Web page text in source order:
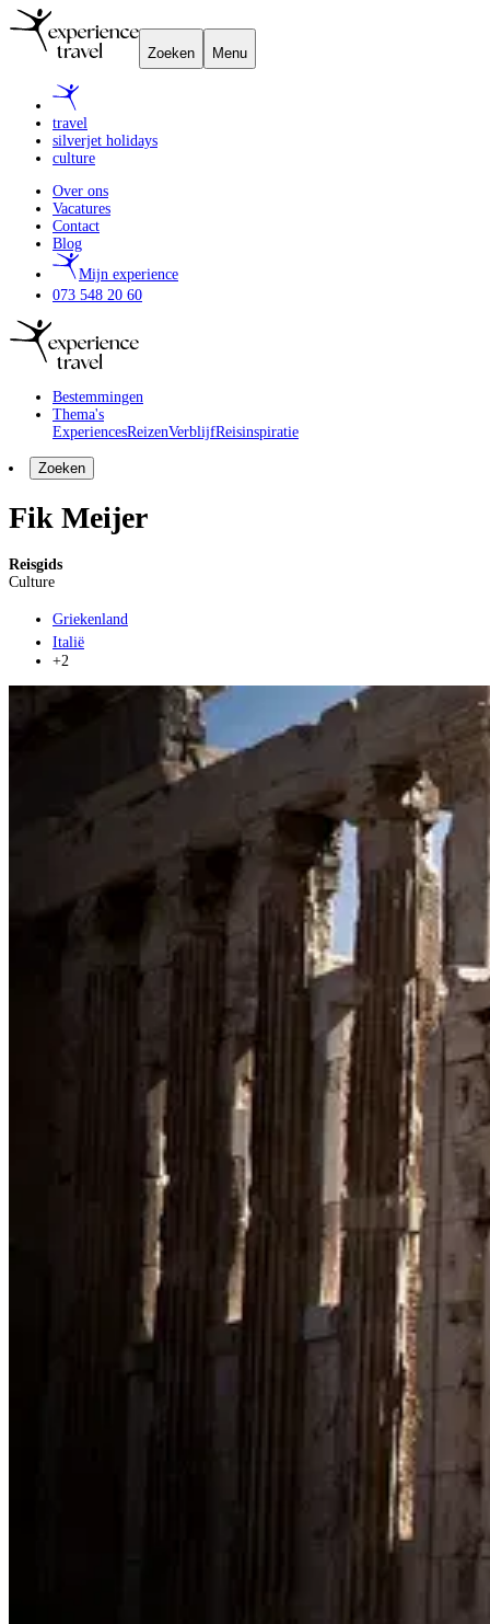
Zoeken Menu
travel
silverjet holidays
culture
Over ons
Vacatures
Contact
Blog
Mijn experience
073 548 20 60
Bestemmingen
Thema's
ExperiencesReizenVerblijfReisinspiratie
Zoeken
Fik Meijer
Reisgids
Culture
Griekenland
Italië
+2